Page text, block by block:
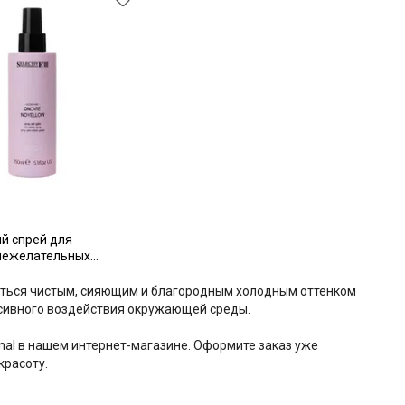
спрей для
и седых волос
чистым, сияющим и благородным холодным оттенком
воздействия окружающей среды.
в нашем интернет-магазине. Оформите заказ уже